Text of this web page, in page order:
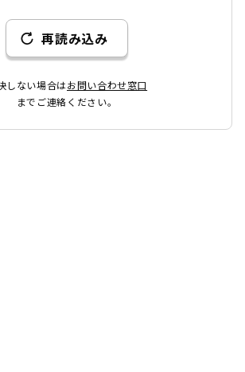
再読み込み
しない場合はお問い合わせ窓口
までご連絡ください。